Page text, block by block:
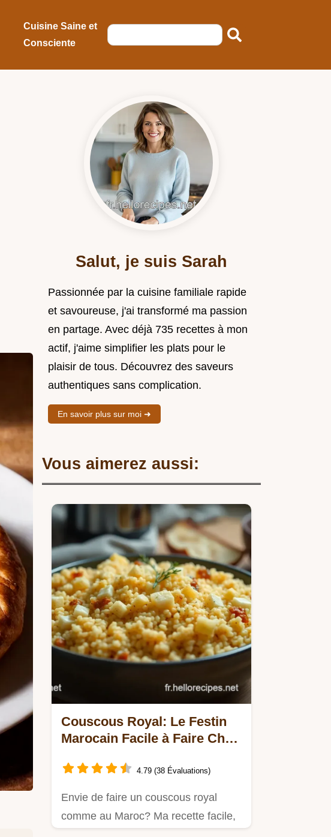
Cuisine Saine et
Consciente
Salut, je suis Sarah
Passionnée par la cuisine familiale rapide
et savoureuse, j'ai transformé ma passion
en partage. Avec déjà 735 recettes à mon
actif, j'aime simplifier les plats pour le
plaisir de tous. Découvrez des saveurs
authentiques sans complication.
En savoir plus sur moi ➜
Vous aimerez aussi:
Couscous Royal: Le Festin
Marocain Facile à Faire Chez
4.79 (38 Évaluations)
Envie de faire un couscous royal
comme au Maroc? Ma recette facile,